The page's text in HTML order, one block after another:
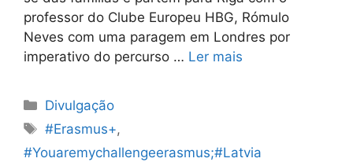
professor do Clube Europeu HBG, Rómulo
Neves com uma paragem em Londres por
imperativo do percurso … Ler mais
Categorias
Divulgação
Etiquetas
#Erasmus+,
#Youaremychallengeerasmus;#Latvia